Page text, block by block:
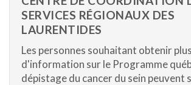
SERVICES RÉGIONAUX DES
LAURENTIDES
Les personnes souhaitant obtenir plus
d'information sur le Programme
dépistage du cancer du sein peuvent